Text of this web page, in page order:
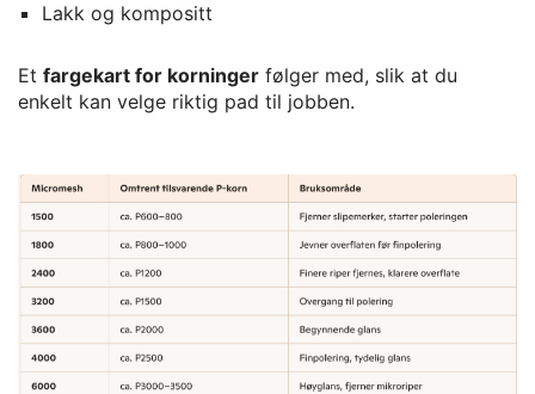
Lakk og kompositt
Et fargekart for korninger følger med, slik at du
enkelt kan velge riktig pad til jobben.